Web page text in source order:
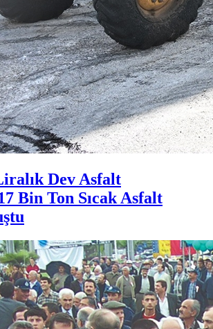
Dev Asfalt
Bin Ton Sıcak Asfalt